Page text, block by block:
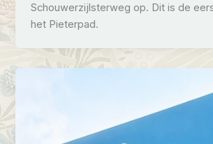
Schouwerzijlsterweg op. Dit is de
het Pieterpad.